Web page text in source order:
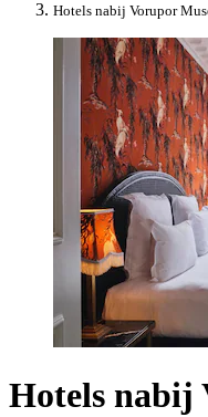
Hotels nabij Vorupor
Hotels nabij